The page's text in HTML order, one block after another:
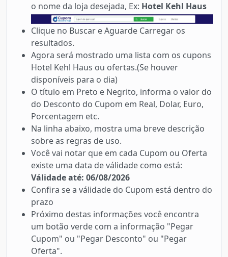
o nome da loja desejada, Ex: Hotel Kehl Haus
Clique no Buscar e Aguarde Carregar os
resultados.
Agora será mostrado uma lista com os cupons
Hotel Kehl Haus ou ofertas.(Se houver
disponíveis para o dia)
O título em Preto e Negrito, informa o valor do
do Desconto do Cupom em Real, Dolar, Euro,
Porcentagem etc.
Na linha abaixo, mostra uma breve descrição
sobre as regras de uso.
Você vai notar que em cada Cupom ou Oferta
existe uma data de válidade como está:
Válidade até: 06/08/2026
Confira se a válidade do Cupom está dentro do
prazo
Próximo destas informações você encontra
um botão verde com a informação "Pegar
Cupom" ou "Pegar Desconto" ou "Pegar
Oferta".